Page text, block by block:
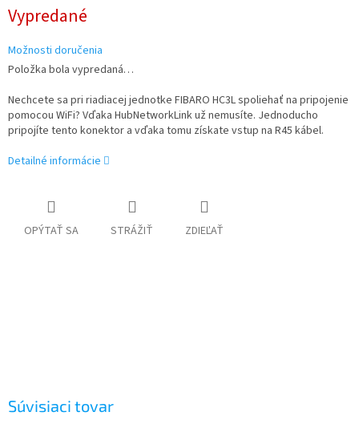
cena:
Vypredané
Možnosti doručenia
Položka bola vypredaná…
Nechcete sa pri riadiacej jednotke FIBARO HC3L spoliehať na pripojenie
pomocou WiFi? Vďaka HubNetworkLink už nemusíte. Jednoducho
pripojíte tento konektor a vďaka tomu získate vstup na R45 kábel.
Detailné informácie
OPÝTAŤ SA STRÁŽIŤ ZDIEĽAŤ
Súvisiaci tovar